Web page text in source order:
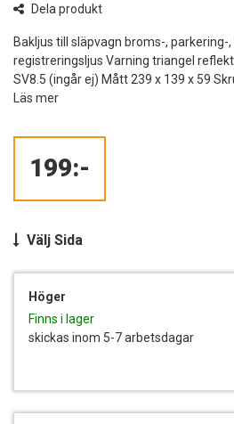
Dela produkt
Bakljus till släpvagn broms-, parkering-
registreringsljus Varning triangel
SV8.5 (ingår ej) Mått 239 x 139 x 59
Läs mer
199:-
Välj Sida
Höger
Finns i lager
skickas inom 5-7 arbetsdagar